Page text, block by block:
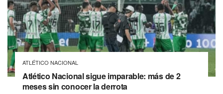
ATLÉTICO NACIONAL
Atlético Nacional sigue imparable: más de 2
meses sin conocer la derrota